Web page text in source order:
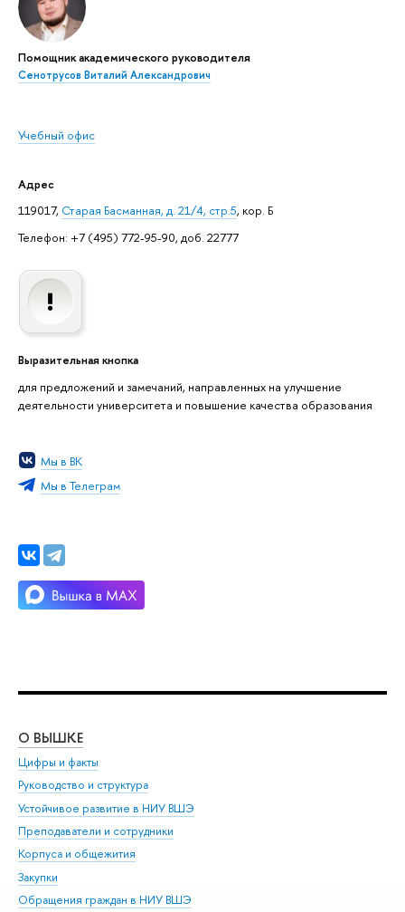
Помощник академического руководителя
Сенотрусов Виталий Александрович
Учебный офис
Адрес
119017, Старая Басманная, д. 21/4, стр.5, кор. Б
Телефон: +7 (495) 772-95-90, доб. 22777
Выразительная кнопка
для предложений и замечаний, направленных на улучшение
деятельности университета и повышение качества образования
Мы в ВК
Мы в Телеграм
О ВЫШКЕ
Цифры и факты
Руководство и структура
Устойчивое развитие в НИУ ВШЭ
Преподаватели и сотрудники
Корпуса и общежития
Закупки
Обращения граждан в НИУ ВШЭ